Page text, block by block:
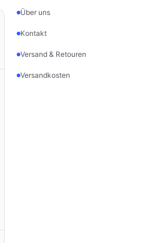
Über uns
Kontakt
Versand & Retouren
Versandkosten